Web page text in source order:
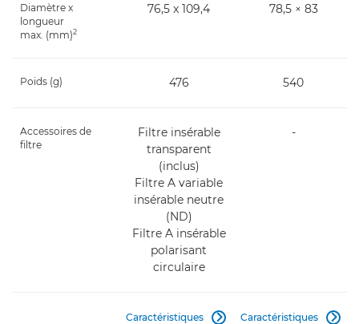
Diamètre x
longueur
max. (mm)2
76,5 x 109,4 78,5 × 83
Poids (g) 476 540
Accessoires de
filtre
Filtre insérable
transparent
(inclus)
Filtre A variable
insérable neutre
(ND)
Filtre A insérable
polarisant
circulaire
-
Caractéristiques  Caractéristiques 